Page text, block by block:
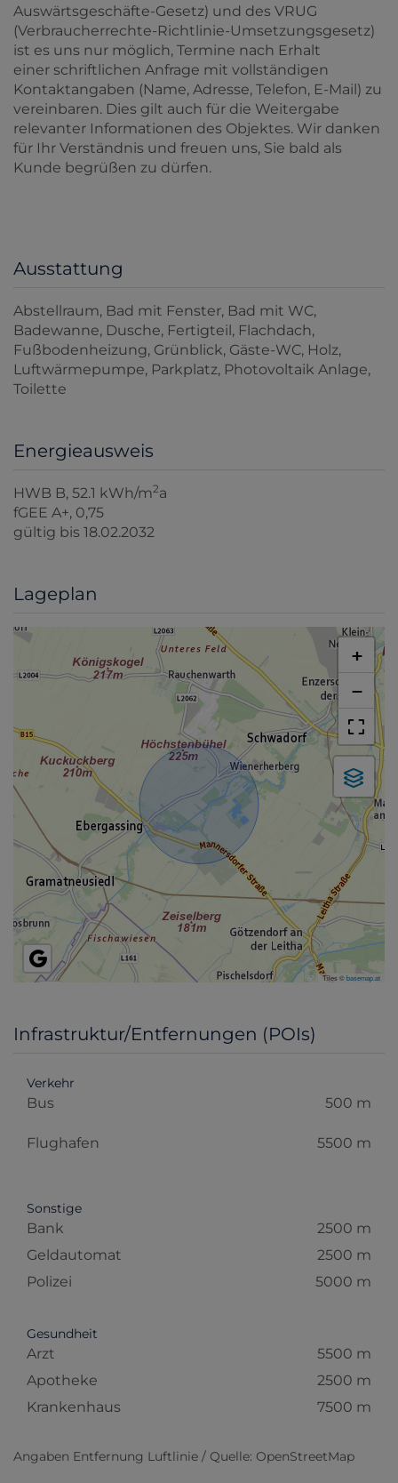
Auswärtsgeschäfte-Gesetz) und des VRUG
(Verbraucherrechte-Richtlinie-Umsetzungsgesetz)
ist es uns nur möglich, Termine nach Erhalt
einer schriftlichen Anfrage mit vollständigen
Kontaktangaben (Name, Adresse, Telefon, E-Mail) zu
vereinbaren. Dies gilt auch für die Weitergabe
relevanter Informationen des Objektes. Wir danken
für Ihr Verständnis und freuen uns, Sie bald als
Kunde begrüßen zu dürfen.
Ausstattung
Abstellraum Bad mit Fenster Bad mit WC
Badewanne Dusche Fertigteil Flachdach
Fußbodenheizung Grünblick Gäste-WC Holz
Luftwärmepumpe Parkplatz Photovoltaik Anlage
Toilette
Energieausweis
HWB B, 52.1 kWh/m2a
fGEE A+, 0,75
gültig bis 18.02.2032
Lageplan
+
−
Tiles ©basemap.at
Infrastruktur/Entfernungen (POIs)
Verkehr
Bus 500 m
Flughafen 5500 m
Sonstige
Bank
2500 m
Geldautomat
2500 m
Polizei
5000 m
Gesundheit
Arzt
5500 m
Apotheke
2500 m
Krankenhaus
7500 m
Angaben Entfernung Luftlinie / Quelle: OpenStreetMap